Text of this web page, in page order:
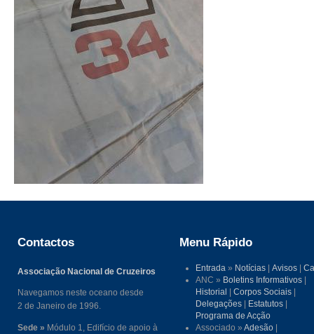
Contactos
Associação Nacional de Cruzeiros
Navegamos neste oceano desde
2 de Janeiro de 1996.
Sede » Módulo 1, Edifício de apoio à
Menu Rápido
Entrada » Notícias |Avisos |
ANC » Boletins Informativos
Historial
|Corpos Sociais
Delegações
Estatutos
Programa de Acção
Associado »Adesão